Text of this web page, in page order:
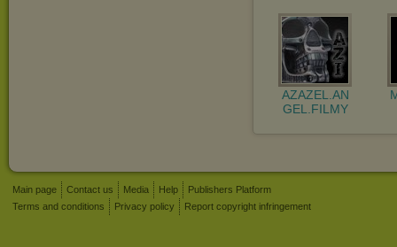
AZAZEL.AN
GEL.FILMY
Main page Contact us Media Help
Publishers Platform
Terms and conditions
Privacy policy Report copyright infringement